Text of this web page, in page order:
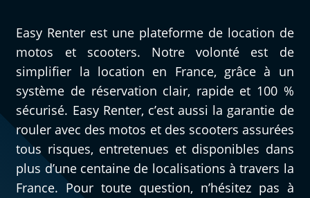
Easy Renter est une plateforme de location de
motos et scooters. Notre volonté est de
simplifier la location en France, grâce à un
système de réservation clair, rapide et 100 %
sécurisé. Easy Renter, c’est aussi la garantie de
rouler avec des motos et des scooters assurées
tous risques, entretenues et disponibles dans
plus d’une centaine de localisations à travers la
France. Pour toute question, n’hésitez pas à